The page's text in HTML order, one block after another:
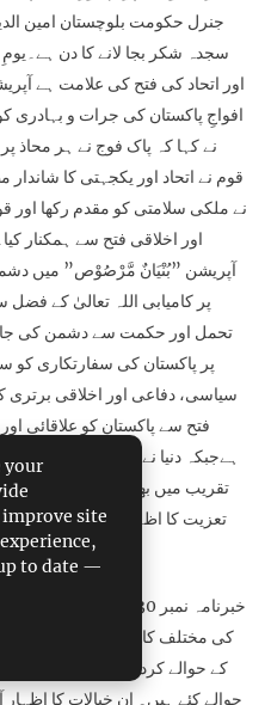
جنرل حکومت بلوچستان امین
سجدہ شکر بجا لانے کا دن
اور اتحاد کی فتح کی علامت ہے
افواجِ پاکستان کی جرات و بہادری
نے کہا کہ پاک فوج نے ہر محاذ
قوم نے اتحاد اور یکجہتی کا
نے ملکی سلامتی کو مقدم رکھا اور
اور اخلاقی فتح سے ہمکنار
آپریشن ”بُنْیَانٌ مَّرْصُوْص” میں
پر کامیابی اللہ تعالیٰ کے
تحمل اور حکمت سے دشمن کی
پر پاکستان کی سفارتکاری کو
سیاسی، دفاعی اور اخلاقی برتری
فتح سے پاکستان کو علاقائی
ہےجبکہ دنیا نے تسلیم کیا کہ
تقریب میں بھارتی جارحیت کے
تعزیت کا اظہار کیا اور شہداء
حوالے کئے ہیں۔ ان خیالات کا
your
site
to date —